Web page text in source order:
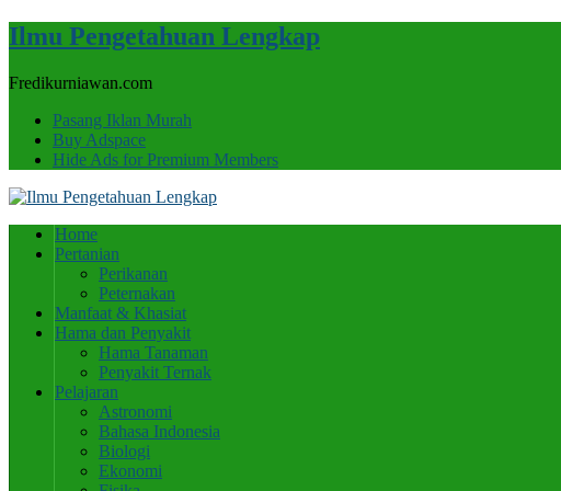
Ilmu Pengetahuan Lengkap
Fredikurniawan.com
Pasang Iklan Murah
Buy Adspace
Hide Ads for Premium Members
Home
Pertanian
Perikanan
Peternakan
Manfaat & Khasiat
Hama dan Penyakit
Hama Tanaman
Penyakit Ternak
Pelajaran
Astronomi
Bahasa Indonesia
Biologi
Ekonomi